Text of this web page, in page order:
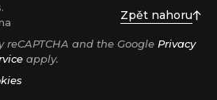
Zpět nahoru
reCAPTCHA and the Google Privacy
apply.